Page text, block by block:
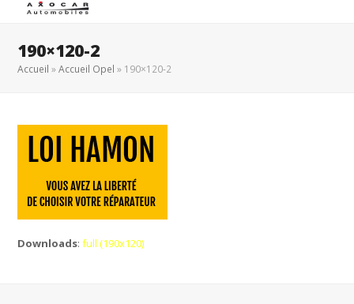
190×120-2
Accueil »Accueil Opel » 190×120-2
Downloads:full (190x120)